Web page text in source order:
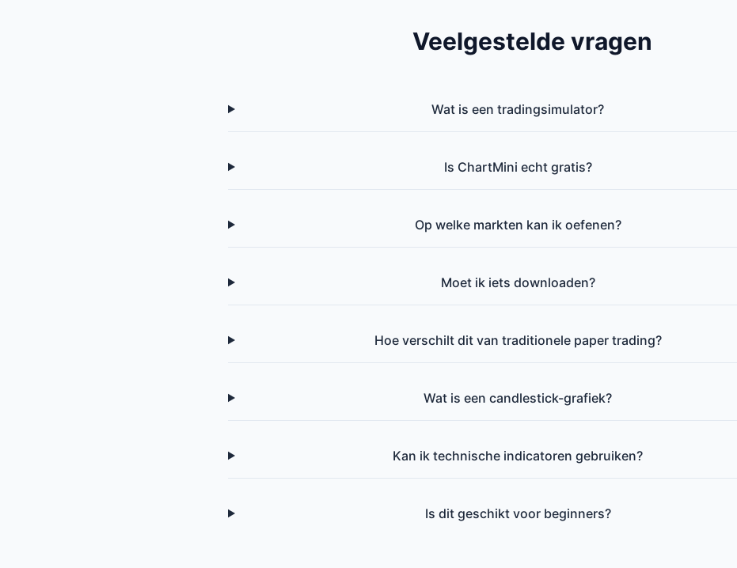
Veelgestelde vragen
Wat is een tradingsimulator?
Is ChartMini echt gratis?
Op welke markten kan ik oefenen?
Moet ik iets downloaden?
Hoe verschilt dit van traditionele paper trading?
Wat is een candlestick-grafiek?
Kan ik technische indicatoren gebruiken?
Is dit geschikt voor beginners?